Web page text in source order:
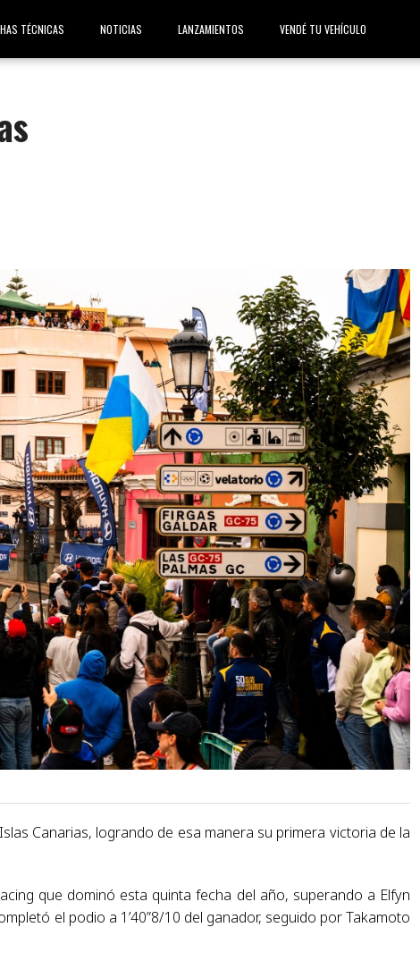
TÉCNICAS NOTICIAS LANZAMIENTOS VENDÉ TU VEHÍCULO
Canarias, logrando de esa manera su primera victoria de la
que dominó esta quinta fecha del año, superando a Elfyn
el podio a 1’40”8/10 del ganador, seguido por Takamoto